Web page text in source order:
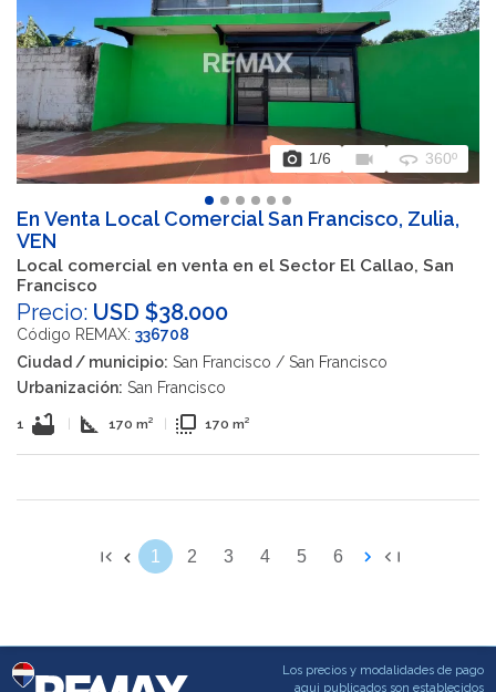
photo_camera 1/6 videocam 360 360º
En Venta Local Comercial San Francisco, Zulia,
VEN
Local comercial en venta en el Sector El Callao, San
Francisco
Precio: USD $38.000
Código REMAX: 336708
Ciudad / municipio: San Francisco / San Francisco
Urbanización: San Francisco
1 bathtub square_foot 170 m² flip_to_front 170 m²
1 2 3 4 5 6
Los precios y modalidades de pago
aqui publicados son establecidos